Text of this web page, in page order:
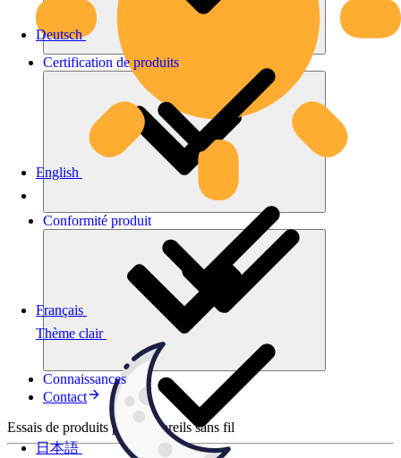
Thème clair
Deutsch
English
Français
日本語
Certification de produits
Conformité produit
Connaissances
Contact
Essais de produits pour appareils sans fil